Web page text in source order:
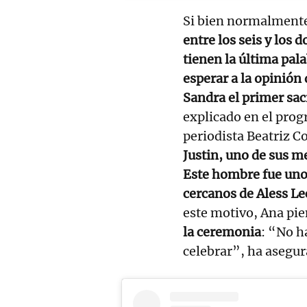
Si bien
entre los seis y los
tienen la última
esperar a la opinión
Sandra el primer
explicado en el
periodista Beatriz
Justin, uno de sus
Este hombre fue
cercanos de Aless
este motivo, Ana
la ceremonia: “No
celebrar”, ha